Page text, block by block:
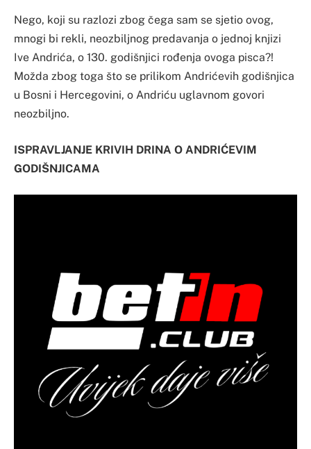
Nego, koji su razlozi zbog čega sam se sjetio ovog,
mnogi bi rekli, neozbiljnog predavanja o jednoj knjizi
Ive Andrića, o 130. godišnjici rođenja ovoga pisca?!
Možda zbog toga što se prilikom Andrićevih godišnjica
u Bosni i Hercegovini, o Andriću uglavnom govori
neozbiljno.
ISPRAVLJANJE KRIVIH DRINA O ANDRIĆEVIM
GODIŠNJICAMA